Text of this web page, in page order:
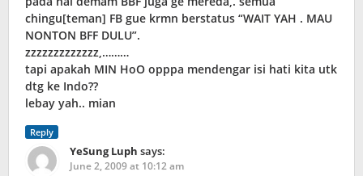
chingu[teman] FB gue krmn berstatus “WAIT YAH . MAU
NONTON BFF DULU”.
zzzzzzzzzzzzz,………
tapi apakah MIN HoO opppa mendengar isi hati kita utk
dtg ke Indo??
lebay yah.. mian
Reply
YeSung Luph says:
June 2, 2009 at 10:12 am